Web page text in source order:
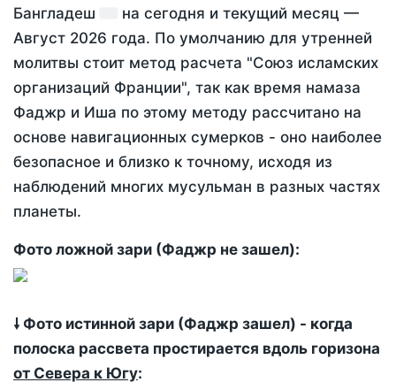
Бангладеш
на сегодня и текущий месяц —
Август 2026 года. По умолчанию для утренней
молитвы стоит метод расчета "Союз исламских
организаций Франции", так как время намаза
Фаджр и Иша по этому методу рассчитано на
основе навигационных сумерков - оно наиболее
безопасное и близко к точному, исходя из
наблюдений многих мусульман в разных частях
планеты.
Фото ложной зари (Фаджр не зашел):
🠗 Фото истинной зари (Фаджр зашел) - когда
полоска рассвета простирается вдоль горизона
от Севера к Югу: